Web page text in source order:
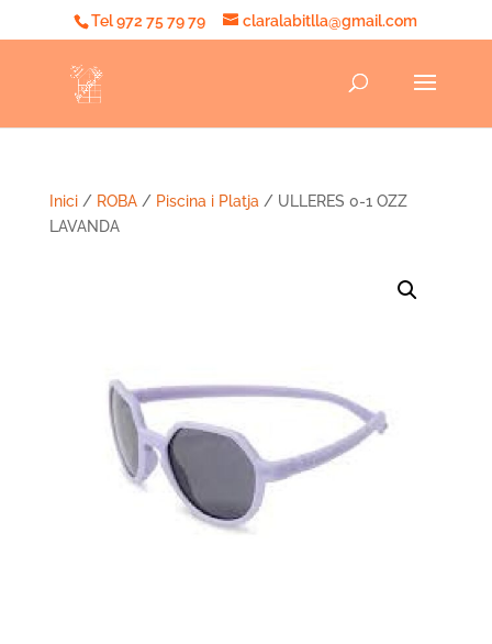
Tel 972 75 79 79 claralabitlla@gmail.com
Inici/ ROBA/ Piscina i Platja / ULLERES 0-1 OZZ
LAVANDA